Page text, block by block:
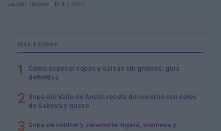
Andrés Navarro · 17 Jul 2026
MÁS LEÍDOS
1
Cómo espesar sopas y salsas sin grumos: guía
definitiva
2 Sopa del Valle de Aosta: receta de invierno con coles
de Saboya y queso
3 Sopa de coliflor y zanahoria: ligera, cremosa y